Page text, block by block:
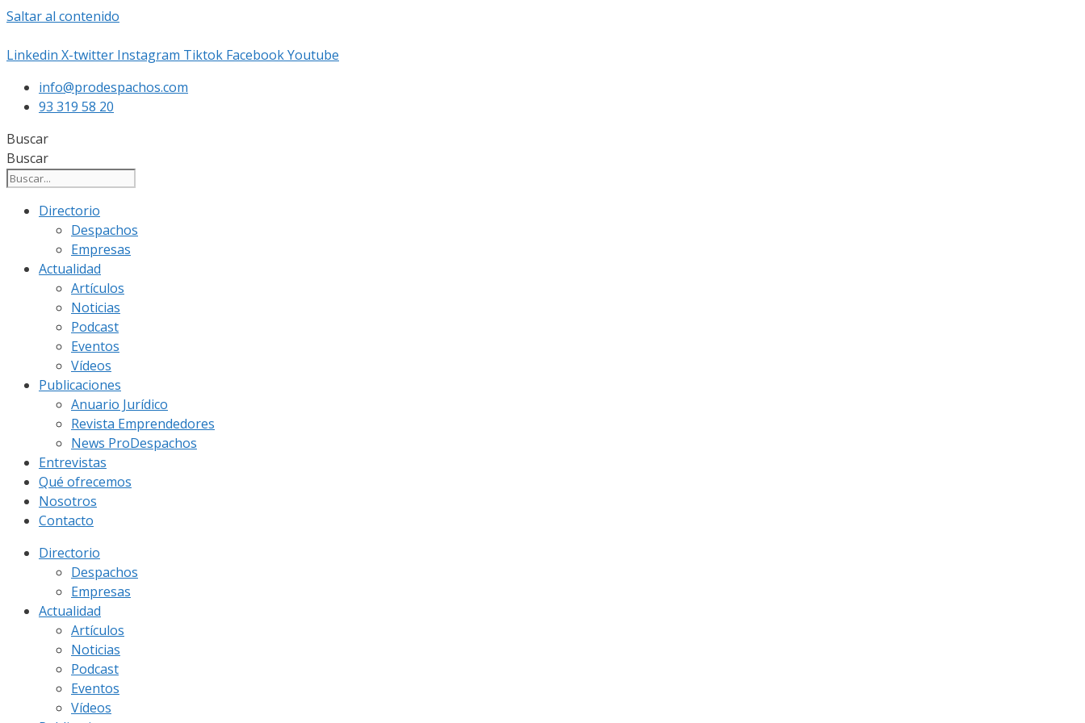
Saltar al contenido
Linkedin X-twitter Instagram Tiktok FacebookYoutube
info@prodespachos.com
93 319 58 20
Buscar
Buscar
Directorio
Despachos
Empresas
Actualidad
Artículos
Noticias
Podcast
Eventos
Vídeos
Publicaciones
Anuario Jurídico
Revista Emprendedores
News ProDespachos
Entrevistas
Qué ofrecemos
Nosotros
Contacto
Directorio
Despachos
Empresas
Actualidad
Artículos
Noticias
Podcast
Eventos
Vídeos